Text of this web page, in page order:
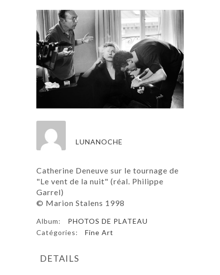
LUNANOCHE
Catherine Deneuve sur le tournage de
"Le vent de la nuit" (réal. Philippe
Garrel)
© Marion Stalens 1998
Album:
PHOTOS DE PLATEAU
Catégories:
Fine Art
DETAILS